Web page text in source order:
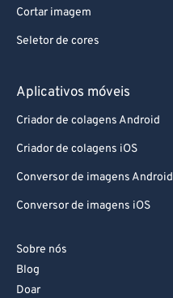
Cortar imagem
Seletor de cores
Aplicativos móveis
Criador de colagens Android
Criador de colagens iOS
Conversor de imagens Android
Conversor de imagens iOS
Sobre nós
Blog
Doar